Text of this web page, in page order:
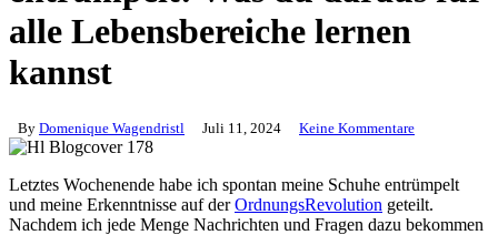
alle Lebensbereiche lernen
kannst
By Domenique Wagendristl Juli 11, 2024 Keine Kommentare
Letztes Wochenende habe ich spontan meine Schuhe entrümpelt
und meine Erkenntnisse auf derOrdnungsRevolution geteilt.
Nachdem ich jede Menge Nachrichten und Fragen dazu bekommen